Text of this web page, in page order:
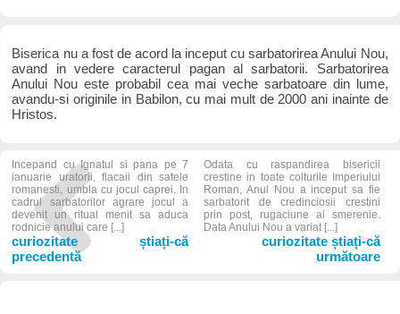
Biserica nu a fost de acord la inceput cu sarbatorirea Anului Nou,
avand in vedere caracterul pagan al sarbatorii. Sarbatorirea
Anului Nou este probabil cea mai veche sarbatoare din lume,
avandu-si originile in Babilon, cu mai mult de 2000 ani inainte de
Hristos.
Incepand cu Ignatul si pana pe 7
ianuarie uratorii, flacaii din satele
romanesti, umbla cu jocul caprei. In
cadrul sarbatorilor agrare jocul a
devenit un ritual menit sa aduca
rodnicie anului care [...]
curiozitate știați-că
precedentă
Odata cu raspandirea bisericii
crestine in toate colturile Imperiului
Roman, Anul Nou a inceput sa fie
sarbatorit de credinciosii crestini
prin post, rugaciune ai smerenie.
Data Anului Nou a variat [...]
curiozitate știați-că
următoare